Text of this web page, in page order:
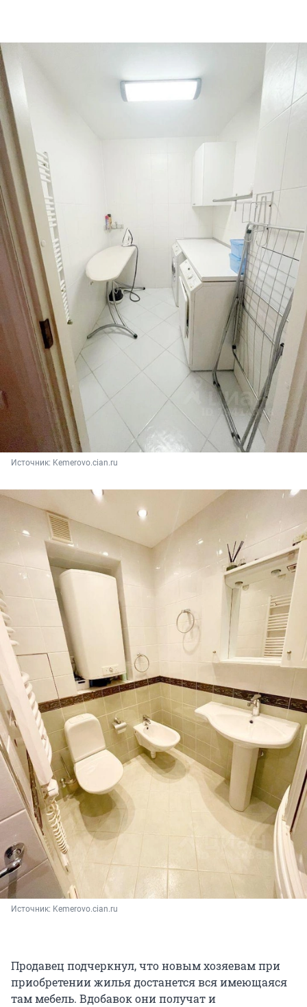
Источник: Kemerovo.cian.ru
Источник: Kemerovo.cian.ru
Продавец подчеркнул, что новым хозяевам при
приобретении жилья достанется вся имеющаяся
там мебель. Вдобавок они получат и